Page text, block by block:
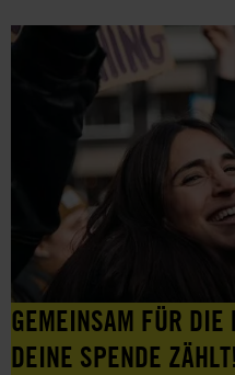
GEMEINSAM FÜR DIE
DEINE SPENDE ZÄHLT!